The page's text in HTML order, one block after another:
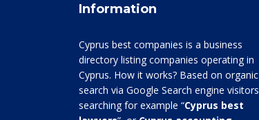
Information
Cyprus best companies is a business
directory listing companies operating in
Cyprus. How it works? Based on organic
search via Google Search engine visitors
searching for example “Cyprus best